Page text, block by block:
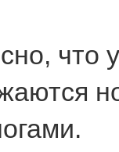
что